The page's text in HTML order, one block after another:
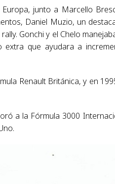
junto a Marcello
Daniel Muzio, un
Gonchi y el Chelo
que ayudara a
Renault Británica, y en
a la Fórmula 3000